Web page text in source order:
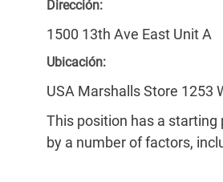
Dirección:
1500 13th Ave East Unit A
Ubicación:
USA Marshalls Store 1253
This position has a starting
by a number of factors,